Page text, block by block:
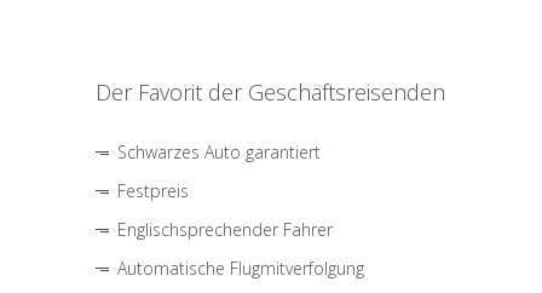
Der Favorit der Geschäftsreisenden
Schwarzes Auto garantiert
Festpreis
Englischsprechender Fahrer
Automatische Flugmitverfolgung